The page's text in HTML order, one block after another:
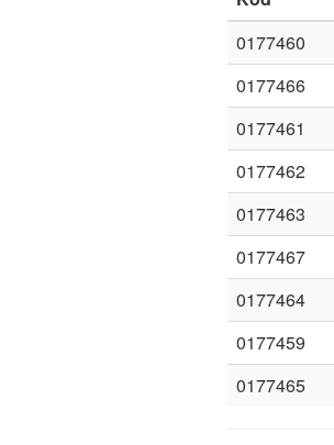
0177460
0177466
0177461
0177462
0177463
0177467
0177464
0177459
0177465